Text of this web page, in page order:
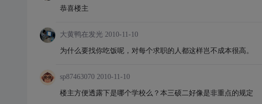
恭喜楼主
大黄鸭在发光 2010-11-10
为什么要找你吃饭呢，对每个求职的人都这样岂不成本很高。
sp87463070 2010-11-10
楼主方便透露下是哪个学校么？本三硕二好像是非重点的规定